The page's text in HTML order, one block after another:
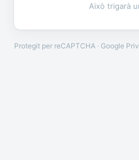
Això trigarà
Protegit per reCAPTCHA · Google